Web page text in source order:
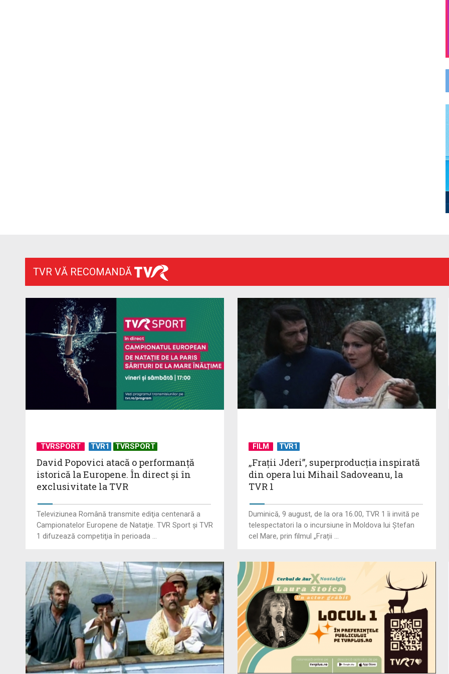
TVR VĂ RECOMANDĂ
TVRSPORT TVR1 TVRSPORT
David Popovici atacă o performanţă
istorică la Europene. În direct şi în
exclusivitate la TVR
Televiziunea Română transmite ediţia centenară a
Campionatelor Europene de Nataţie. TVR Sport şi TVR
1 difuzează competiţia în perioada ...
FILM TVR1
„Frații Jderi”, superproducția inspirată
din opera lui Mihail Sadoveanu, la
TVR 1
Duminică, 9 august, de la ora 16.00, TVR 1 îi invită pe
telespectatori la o incursiune în Moldova lui Ștefan
cel Mare, prin filmul „Frații ...